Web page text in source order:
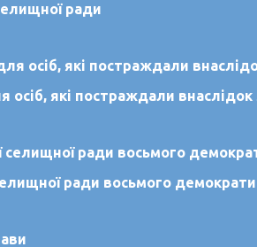
ради
які постраждали внаслідок
ради восьмого